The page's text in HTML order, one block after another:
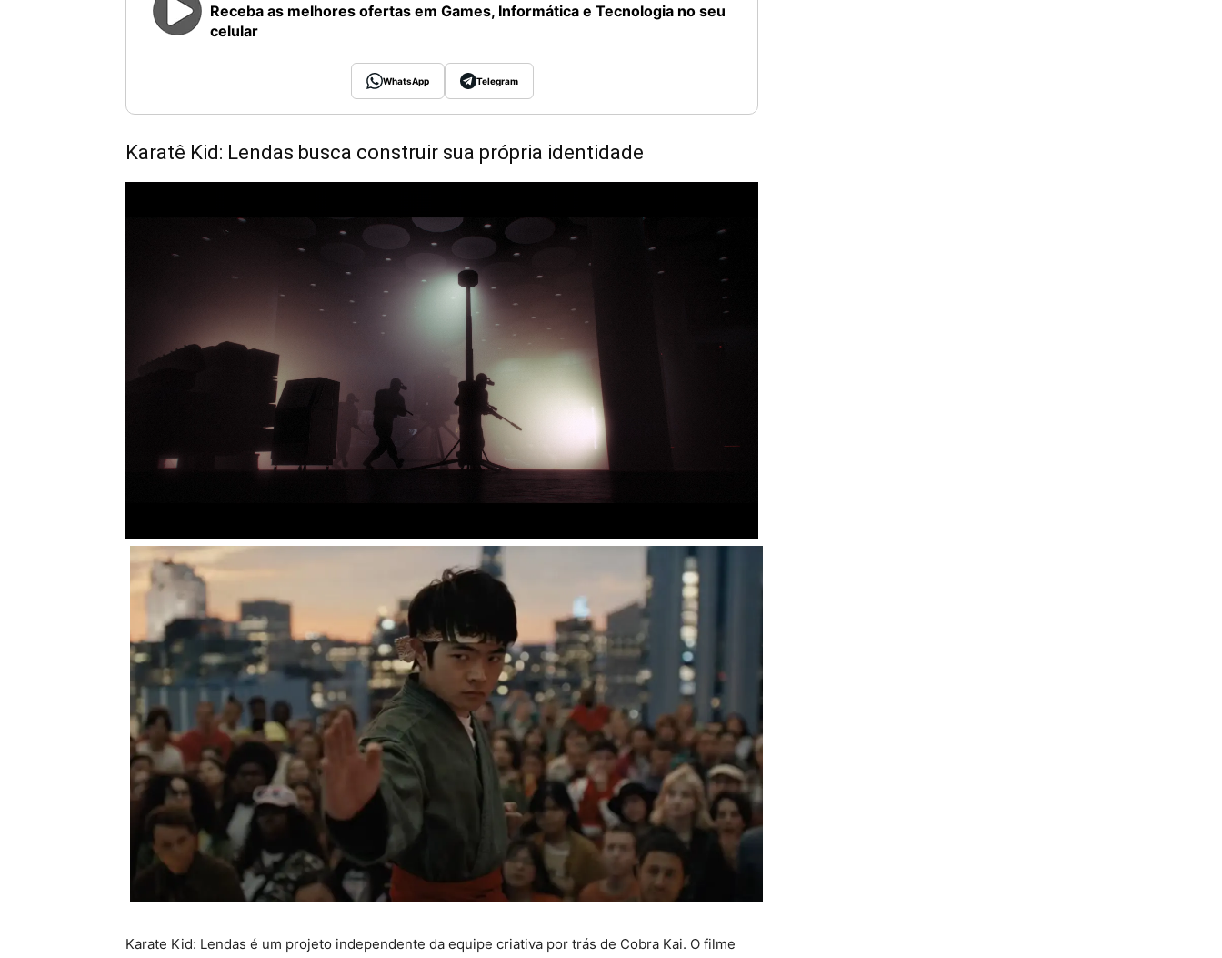
Receba as melhores ofertas em Games, Informática e Tecnologia no seu
celular
WhatsApp Telegram
Karatê Kid: Lendas busca construir sua própria identidade
Karate Kid: Lendas é um projeto independente da equipe criativa por trás de Cobra Kai. O filme